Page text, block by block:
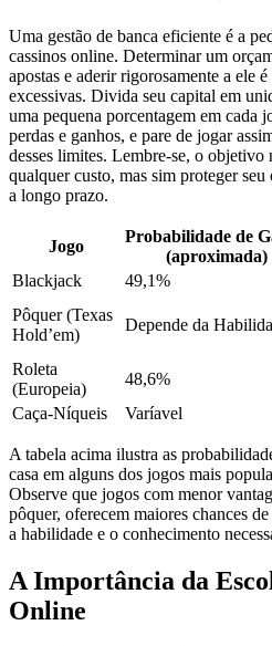
Uma gestão de banca eficiente é a
cassinos online. Determinar um
apostas e aderir rigorosamente a ele
excessivas. Divida seu capital em
uma pequena porcentagem em cada
perdas e ganhos, e pare de jogar
desses limites. Lembre-se, o objetivo
qualquer custo, mas sim proteger
a longo prazo.
Jogo
Probabilidade de
(aproximada)
Blackjack
49,1%
Pôquer (Texas
Hold’em)
Depende da
Roleta
(Europeia)
48,6%
Caça-Níqueis
Varíavel
A tabela acima ilustra as
casa em alguns dos jogos mais
Observe que jogos com menor
pôquer, oferecem maiores chances
a habilidade e o conhecimento
A Importância da
Online